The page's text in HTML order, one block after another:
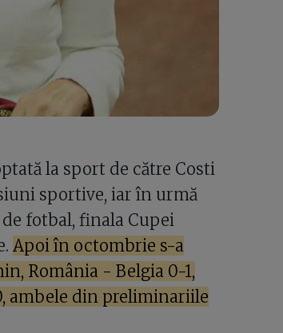
la sport de către Costi
sportive, iar în urmă
fotbal, finala Cupei
Apoi în octombrie s-a
România - Belgia 0-1,
ambele din preliminariile